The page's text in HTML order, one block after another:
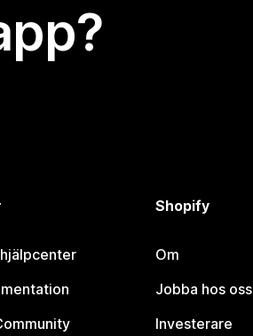
Shopify
Om
Jobba hos oss
Investerare